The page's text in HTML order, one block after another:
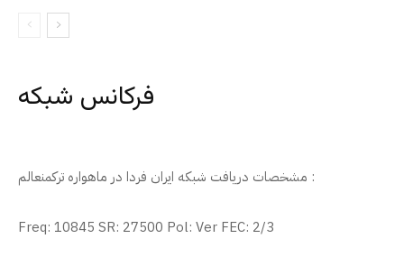
فرکانس شبکه
مشخصات دریافت شبکه ایران فردا در ماهواره ترکمنعالم :
Freq: 10845 SR: 27500 Pol: Ver FEC: 2/3